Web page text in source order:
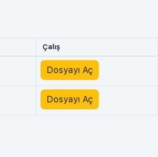
Çalış
Dosyayı Aç
Dosyayı Aç